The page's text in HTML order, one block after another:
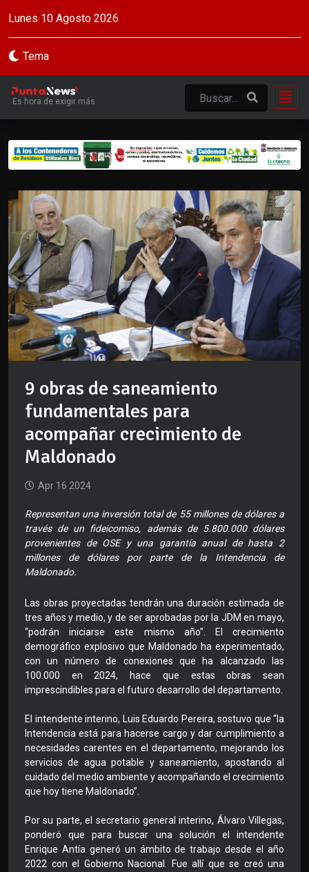
Lunes 10 Agosto 2026
Tema
Es hora de exigir más
9 obras de saneamiento
fundamentales para
acompañar crecimiento de
Maldonado
Apr 16 2024
Representan una inversión total de 55 millones de dólares a
través de un fideicomiso, además de 5.800.000 dólares
provenientes de OSE y una garantía anual de hasta 2
millones de dólares por parte de la Intendencia de
Maldonado.
Las obras proyectadas tendrán una duración estimada de
tres años y medio, y de ser aprobadas por la JDM en mayo,
“podrán iniciarse este mismo año”. El crecimiento
demográfico explosivo que Maldonado ha experimentado,
con un número de conexiones que ha alcanzado las
100.000 en 2024, hace que estas obras sean
imprescindibles para el futuro desarrollo del departamento.
El intendente interino, Luis Eduardo Pereira, sostuvo que “la
Intendencia está para hacerse cargo y dar cumplimiento a
necesidades carentes en el departamento, mejorando los
servicios de agua potable y saneamiento, apostando al
cuidado del medio ambiente y acompañando el crecimiento
que hoy tiene Maldonado”.
Por su parte, el secretario general interino, Álvaro Villegas,
ponderó que para buscar una solución el intendente
Enrique Antía generó un ámbito de trabajo desde el año
2022 con el Gobierno Nacional. Fue allí que se creó una